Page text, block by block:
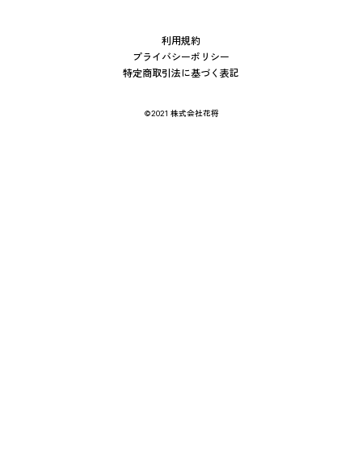
利用規約
プライバシーポリシー
特定商取引法に基づく表記
©2021 株式会社花将